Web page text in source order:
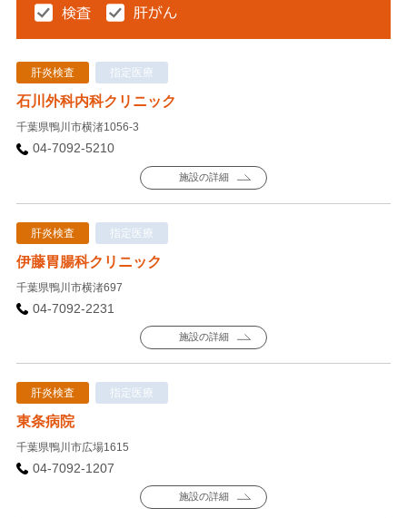
肝炎検査 指定医療
石川外科内科クリニック
千葉県鴨川市横渚1056-3
04-7092-5210
施設の詳細
肝炎検査 指定医療
伊藤胃腸科クリニック
千葉県鴨川市横渚697
04-7092-2231
施設の詳細
肝炎検査 指定医療
東条病院
千葉県鴨川市広場1615
04-7092-1207
施設の詳細